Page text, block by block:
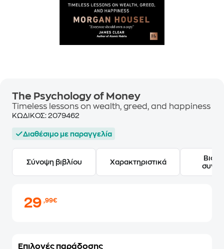
The Psychology of Money
Timeless lessons on wealth, greed, and happiness
ΚΩΔΙΚΟΣ: 2079462
Διαθέσιμο με παραγγελία
Σύνοψη βιβλίου Χαρακτηριστικά
29,99€
Επιλογές παράδοσης